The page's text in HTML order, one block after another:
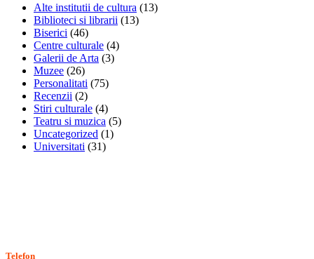
Alte institutii de cultura (13)
Biblioteci si librarii (13)
Biserici (46)
Centre culturale (4)
Galerii de Arta (3)
Muzee (26)
Personalitati (75)
Recenzii (2)
Stiri culturale (4)
Teatru si muzica (5)
Uncategorized (1)
Universitati (31)
Telefon